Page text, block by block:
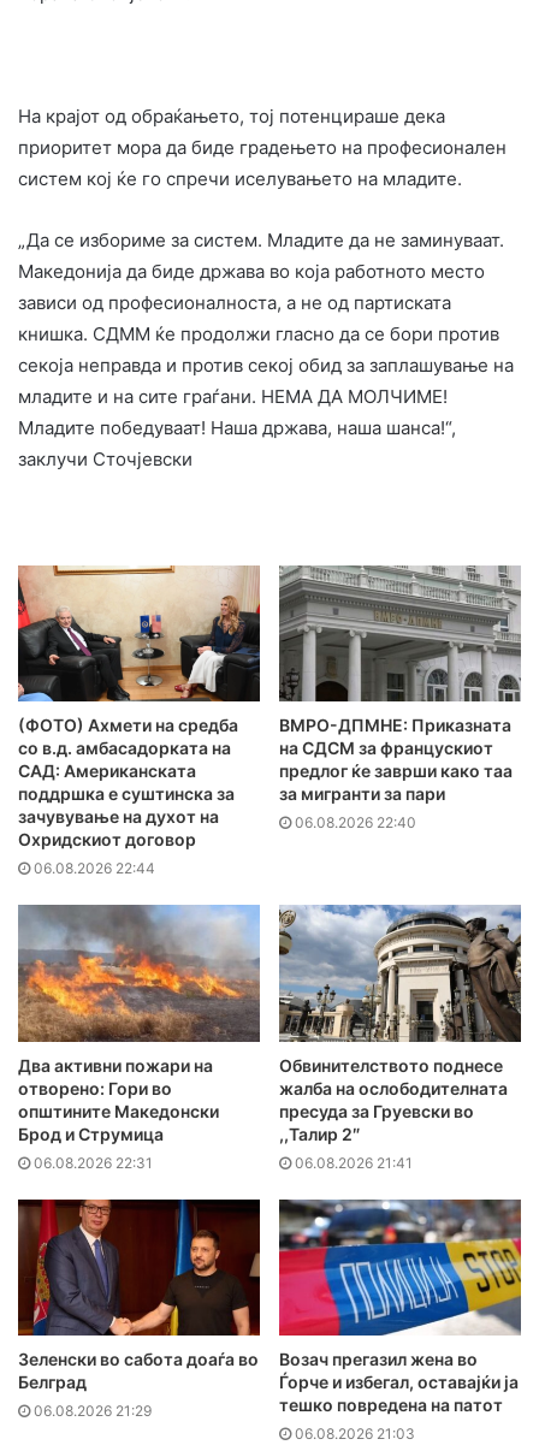
На крајот од обраќањето, тој потенцираше дека
приоритет мора да биде градењето на професионален
систем кој ќе го спречи иселувањето на младите.
„Да се избориме за систем. Младите да не заминуваат.
Македонија да биде држава во која работното место
зависи од професионалноста, а не од партиската
книшка. СДММ ќе продолжи гласно да се бори против
секоја неправда и против секој обид за заплашување на
младите и на сите граѓани. НЕМА ДА МОЛЧИМЕ!
Младите победуваат! Наша држава, наша шанса!“,
заклучи Сточјевски
(ФОТО) Ахмети на средба
со в.д. амбасадорката на
САД: Американската
поддршка е суштинска за
зачувување на духот на
Охридскиот договор
06.08.2026 22:44
ВМРО-ДПМНЕ: Приказната
на СДСМ за францускиот
предлог ќе заврши како таа
за мигранти за пари
06.08.2026 22:40
Два активни пожари на
отворено: Гори во
општините Македонски
Брод и Струмица
06.08.2026 22:31
Обвинителството поднесе
жалба на ослободителната
пресуда за Груевски во
,,Талир 2″
06.08.2026 21:41
Зеленски во сабота доаѓа во
Белград
06.08.2026 21:29
Возач прегазил жена во
Ѓорче и избегал, оставајќи ја
тешко повредена на патот
06.08.2026 21:03